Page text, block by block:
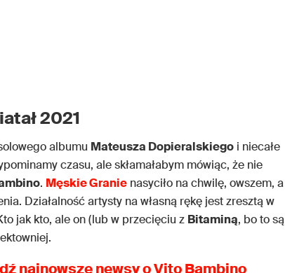
2021
albumu Mateusza Dopieralskiego i niecałe
czasu, ale skłamałabym mówiąc, że nie
. Męskie Granie nasyciło na chwilę, owszem, a
Działalność artysty na własną rękę jest zresztą w
jak kto, ale on (lub w przecięciu z Bitaminą, bo to są
najnowsze newsy o Vito Bambino